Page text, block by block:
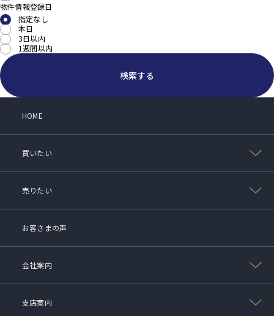
物件情報登録日
指定なし
本日
3日以内
1週間以内
検索する
HOME
買いたい
売りたい
お客さまの声
会社案内
支店案内